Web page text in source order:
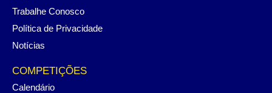
Trabalhe Conosco
Política de Privacidade
Notícias
COMPETIÇÕES
Calendário